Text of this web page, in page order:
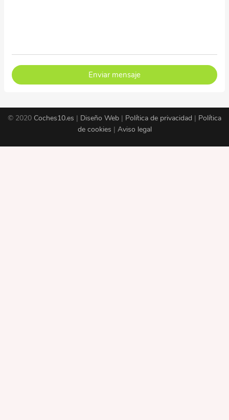
Enviar mensaje
© 2020 Coches10.es | Diseño Web | Política de privacidad | Política
de cookies | Aviso legal